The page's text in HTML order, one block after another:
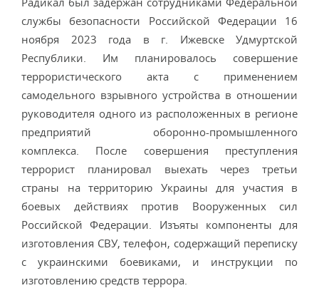
службы безопасности Российской Федерации 16
ноября 2023 года в г. Ижевске Удмуртской
Республики. Им планировалось совершение
террористического акта с применением
самодельного взрывного устройства в отношении
руководителя одного из расположенных в регионе
предприятий оборонно-промышленного
комплекса. После совершения преступления
террорист планировал выехать через третьи
страны на территорию Украины для участия в
боевых действиях против Вооруженных сил
Российской Федерации. Изъяты компоненты для
изготовления СВУ, телефон, содержащий переписку
с украинскими боевиками, и инструкции по
изготовлению средств террора.